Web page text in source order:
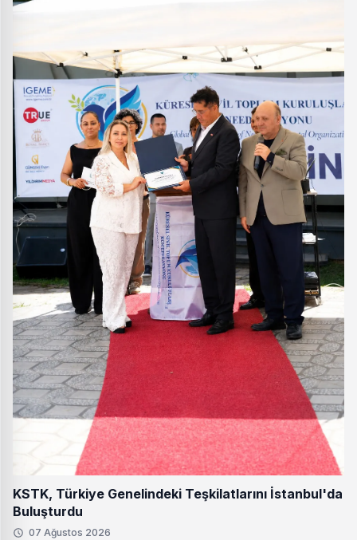
KSTK, Türkiye Genelindeki Teşkilatlarını İstanbul'da
Buluşturdu
07 Ağustos 2026